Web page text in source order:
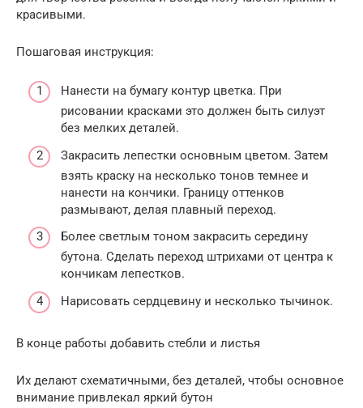
красивыми.
Пошаговая инструкция:
Нанести на бумагу контур цветка. При
рисовании красками это должен быть силуэт
без мелких деталей.
Закрасить лепестки основным цветом. Затем
взять краску на несколько тонов темнее и
нанести на кончики. Границу оттенков
размывают, делая плавный переход.
Более светлым тоном закрасить середину
бутона. Сделать переход штрихами от центра к
кончикам лепестков.
Нарисовать сердцевину и несколько тычинок.
В конце работы добавить стебли и листья
Их делают схематичными, без деталей, чтобы основное
внимание привлекал яркий бутон